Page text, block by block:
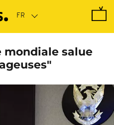
mondiale salue